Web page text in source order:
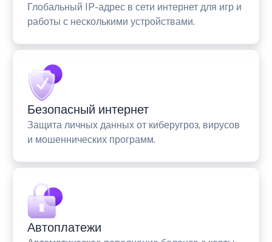
Глобальный IP-адрес в сети интернет для игр и
работы с несколькими устройствами.
Безопасный интернет
Защита личных данных от киберугроз, вирусов
и мошеннических программ.
Автоплатежи